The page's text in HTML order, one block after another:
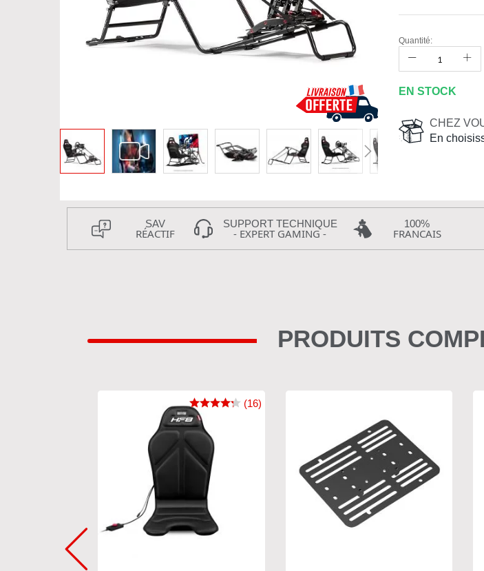
Quantité:
EN STOCK
CHEZ
En
SAV
RÉACTIF
SUPPORT TECHNIQUE
- EXPERT GAMING -
100%
FRANCAIS
PRODUITS
(16)